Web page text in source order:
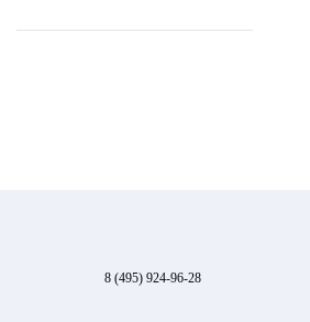
8 (495) 924-96-28